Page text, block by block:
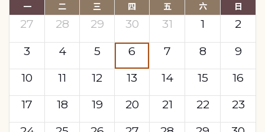
一 二 三 四 五 六 日
27 28 29 30 31 1
2
3
4 5 6 7 8
9
10
11 12 13 14 15
16
17
18 19 20 21 22
23